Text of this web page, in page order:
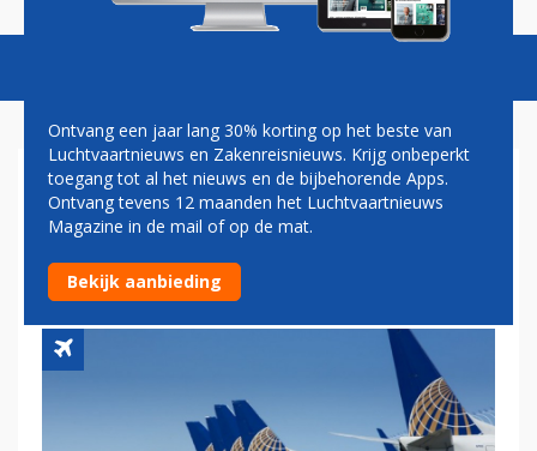
PRIJZENSLAG ZIT OOK
UNITED CONTINENTAL
DWARS
Ontvang een jaar lang 30% korting op het beste van
Luchtvaartnieuws en Zakenreisnieuws. Krijg onbeperkt
toegang tot al het nieuws en de bijbehorende Apps.
Ontvang tevens 12 maanden het Luchtvaartnieuws
Magazine in de mail of op de mat.
Bekijk aanbieding